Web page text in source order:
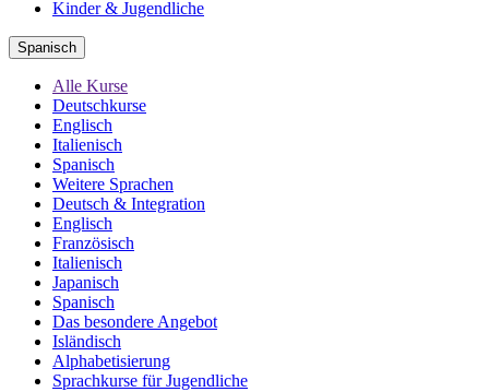
Kinder & Jugendliche
Spanisch
Alle Kurse
Deutschkurse
Englisch
Italienisch
Spanisch
Weitere Sprachen
Deutsch & Integration
Englisch
Französisch
Italienisch
Japanisch
Spanisch
Das besondere Angebot
Isländisch
Alphabetisierung
Sprachkurse für Jugendliche